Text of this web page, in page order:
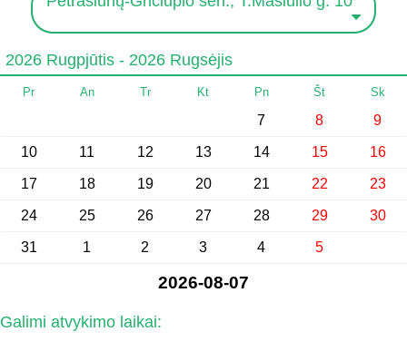
2026 Rugpjūtis - 2026 Rugsėjis
Pr An Tr Kt Pn Št Sk
7 8 9
10 11 12 13 14 15 16
17 18 19 20 21 22 23
24 25 26 27 28 29 30
31 1 2 3 4 5
2026-08-07
Galimi atvykimo laikai: